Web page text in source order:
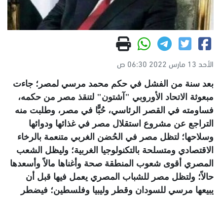
الأحد 13 مارس 2022 06:30 ص
بعد سنة من الفشل في حكم محمد مرسي لمصر؛ جاءت
مبعوثة الاتحاد الأوروبي "آشتون" لتنقذ مصر من حكمه،
فساومته في القصر الرئاسي، حُبًّا في مصر، وطلبت منه
التراجع عن مشروع استقلال مصر في غذائها ودوائها
وسلاحها؛ لتظل مصر في الحُضن الغربي متنعمة بالرخاء
الاقتصادي ومتسلحة بالتكنولوجيا الغربية؛ وليظل الشعب
المصري أقوى شعوب المنطقة صحة وأغناها مالاً وأسعدها
حالاً؛ ولتظل مصر للشباب المصري يعمل فيها قبل أن
يبيعها مرسي للسودان وقطر وليبيا وفلسطين؛ فيضطر